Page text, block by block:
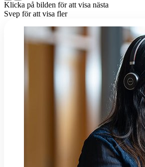
Klicka på bilden för att visa nästa
Svep för att visa fler